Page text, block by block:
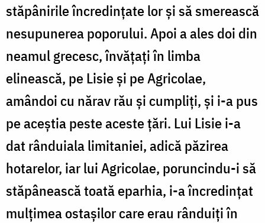
stăpânirile încredinţate lor şi să smerească
nesupunerea poporului. Apoi a ales doi din
neamul grecesc, învăţaţi în limba
elinească, pe Lisie şi pe Agricolae,
amândoi cu nărav rău şi cumpliţi, şi i-a pus
pe aceştia peste aceste ţări. Lui Lisie i-a
dat rânduiala limitaniei, adică păzirea
hotarelor, iar lui Agricolae, poruncindu-i să
stăpânească toată eparhia, i-a încredinţat
mulţimea ostaşilor care erau rânduiţi în